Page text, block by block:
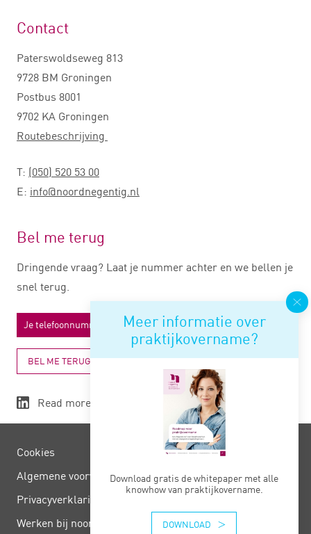
Meer informatie over
praktijkovername?
Download gratis de whitepaper met alle
knowhow van praktijkovername.
DOWNLOAD
Contact
Paterswoldseweg 813
9728 BM Groningen
Postbus 8001
9702 KA Groningen
Routebeschrijving
T: (050) 520 53 00
E: info@noordnegentig.nl
Bel me terug
Dringende vraag? Laat je nummer achter en we bellen je
snel terug.
BEL ME TERUG
Read more
Cookies
Algemene voorwaarden
Privacy­verklaring
Werken bij noord negentig